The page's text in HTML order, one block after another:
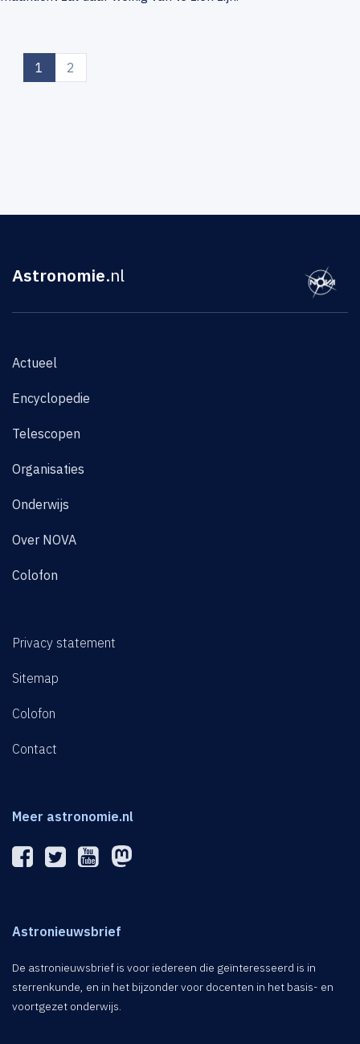
1 (current)
2
Astronomie.nl
Actueel
Encyclopedie
Telescopen
Organisaties
Onderwijs
Over NOVA
Colofon
Privacy statement
Sitemap
Colofon
Contact
Meer astronomie.nl
Astronieuwsbrief
De astronieuwsbrief is voor iedereen die geïnteresseerd is in
sterrenkunde, en in het bijzonder voor docenten in het basis- en
voortgezet onderwijs.